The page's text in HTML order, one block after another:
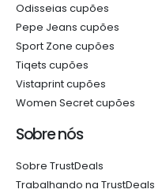
Odisseias cupões
Pepe Jeans cupões
Sport Zone cupões
Tiqets cupões
Vistaprint cupões
Women Secret cupões
Sobre nós
Sobre TrustDeals
Trabalhando na TrustDeals